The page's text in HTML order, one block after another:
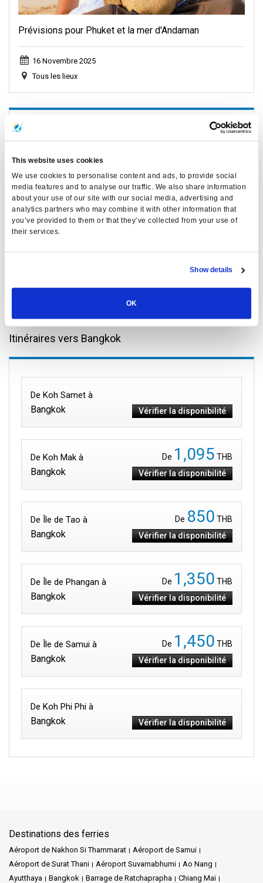
This website uses cookies
We use cookies to personalise content and ads, to provide social
media features and to analyse our traffic. We also share information
about your use of our site with our social media, advertising and
analytics partners who may combine it with other information that
you’ve provided to them or that they’ve collected from your use of
their services.
Show details
OK
Prévisions pour Phuket et la mer d'Andaman
16 Novembre 2025
Tous les lieux
Itinéraires vers Bangkok
De Koh Samet à
Bangkok Vérifier la disponibilité
De Koh Mak à
Bangkok
De 1,095 THB
Vérifier la disponibilité
De Île de Tao à
Bangkok
De 850 THB
Vérifier la disponibilité
De Île de Phangan à
Bangkok
De 1,350 THB
Vérifier la disponibilité
De Île de Samui à
Bangkok
De 1,450 THB
Vérifier la disponibilité
De Koh Phi Phi à
Bangkok Vérifier la disponibilité
Destinations des ferries
Aéroport de Nakhon Si Thammarat
Aéroport de Samui
Aéroport de Surat Thani
Aéroport Suvarnabhumi
Ao Nang
Ayutthaya
Bangkok Barrage de Ratchaprapha
Chiang Mai